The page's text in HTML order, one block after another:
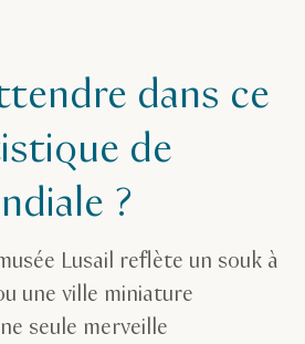
dans ce
de
?
Lusail reflète un souk à
une ville miniature
seule merveille